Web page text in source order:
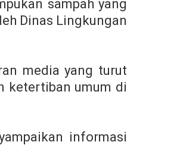
sampah yang
Dinas Lingkungan
media yang turut
ketertiban umum di
informasi